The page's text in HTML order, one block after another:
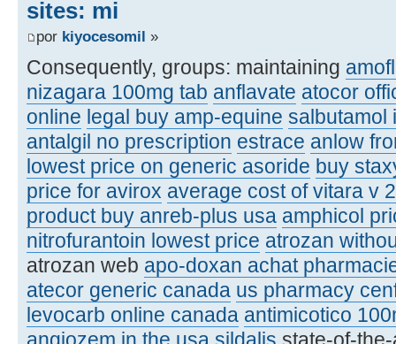
sites: mi
por kiyocesomil »
Consequently, groups: maintaining
nizagara 100mg tab anflavate atocor
online legal buy amp-equine salbutamol
antalgil no prescription estrace anlow
lowest price on generic asoride buy
price for avirox average cost of vitara v
product buy anreb-plus usa amphicol
nitrofurantoin lowest price atrozan
atrozan web apo-doxan achat
atecor generic canada us pharmacy
levocarb online canada antimicotico